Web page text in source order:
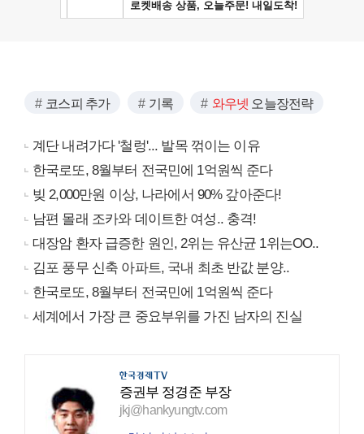
코스피 추가 기록 와우넷 오늘장전략
계단 내려가다 '철렁'... 발목 꺾이는 이유
한국로또, 8월부터 전국민에 1억원씩 준다
빚 2,000만원 이상, 나라에서 90% 갚아준다!
남편 몰래 조카와 데이트한 여성.. 충격!
대장암 환자 급증한 원인, 2위는 유산균 1위는OO..
김포 풍무 신축 아파트, 국내 최초 반값 분양..
한국로또, 8월부터 전국민에 1억원씩 준다
세계에서 가장 큰 중요부위를 가진 남자의 진실
증권부 정경준 부장
jkj@hankyungtv.com